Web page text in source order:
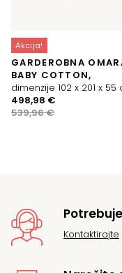
Akcija!
GARDEROBNA
BABY COTTON,
dimenzije 102 x 201 x 55
539,96€
Izvirna
cena
498,98 €
Trenutna
cena
Kontaktirajte